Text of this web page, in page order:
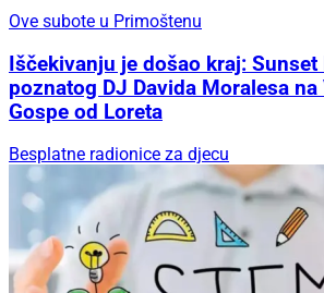
Ove subote u Primoštenu
Iščekivanju je došao kraj:
poznatog DJ Davida Moralesa
Gospe od Loreta
Besplatne radionice za djecu